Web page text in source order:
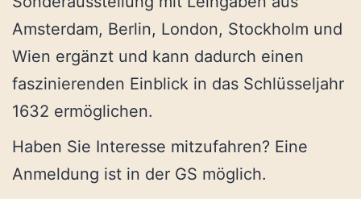
Amsterdam, Berlin, London, Stockholm und
Wien ergänzt und kann dadurch einen
faszinierenden Einblick in das Schlüsseljahr
1632 ermöglichen.
Haben Sie Interesse mitzufahren? Eine
Anmeldung ist in der GS möglich.